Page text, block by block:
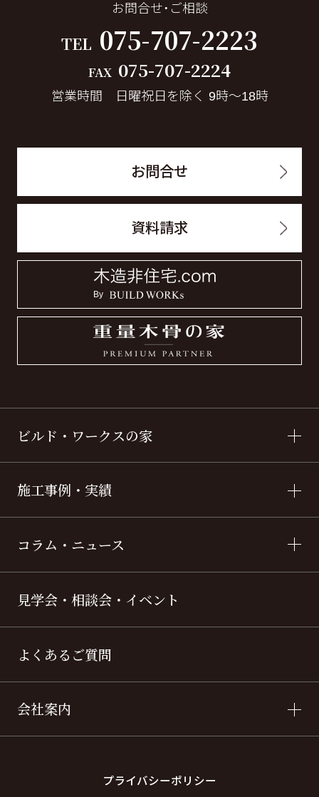
お問合せ・ご相談
TEL 075-707-2223
FAX 075-707-2224
営業時間 日曜祝日を除く 9時～18時
お問合せ
資料請求
ビルド・ワークスの家
施工事例・実績
コラム・ニュース
見学会・相談会・イベント
よくあるご質問
会社案内
プライバシーポリシー